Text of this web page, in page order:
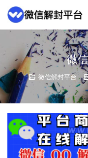
微
微信解封平台